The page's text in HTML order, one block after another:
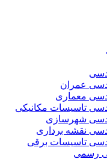
عمران
معماری
تاسیسات مکانیکی
شهرسازی
نقشه برداری
تاسیسات برقی
رسمی